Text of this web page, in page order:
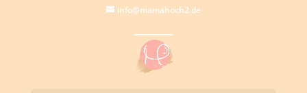
info@mamahoch2.de